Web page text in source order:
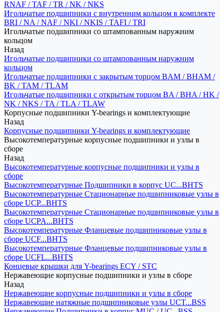
RNAF / TAF / TR / NK / NKS
Игольчатые подшипники с внутренним кольцом в комплекте
BRI / NA / NAF / NKI / NKIS / TAFI / TRI
Игольчатые подшипники со штампованным наружним
кольцом
Назад
Игольчатые подшипники со штампованным наружним
кольцом
Игольчатые подшипники с закрытым торцом BAM / BHAM /
BK / TAM / TLAM
Игольчатые подшипники с открытым торцом BA / BHA / HK /
NK / NKS / TA / TLA / TLAW
Корпусные подшипники Y-bearings и комплектующие
Назад
Корпусные подшипники Y-bearings и комплектующие
Высокотемпературные корпусные подшипники и узлы в
сборе
Назад
Высокотемпературные корпусные подшипники и узлы в
сборе
Высокотемпературные Подшипники в корпус UC...BHTS
Высокотемпературные Стационарные подшипниковые узлы в
сборе UCP...BHTS
Высокотемпературные Стационарные подшипниковые узлы в
сборе UCPA...BHTS
Высокотемпературные Фланцевые подшипниковые узлы в
сборе UCF...BHTS
Высокотемпературные Фланцевые подшипниковые узлы в
сборе UCFL...BHTS
Концевые крышки для Y-bearings ECY / STC
Нержавеющие корпусные подшипники и узлы в сборе
Назад
Нержавеющие корпусные подшипники и узлы в сборе
Нержавеющие натяжные подшипниковые узлы UCT...BSS